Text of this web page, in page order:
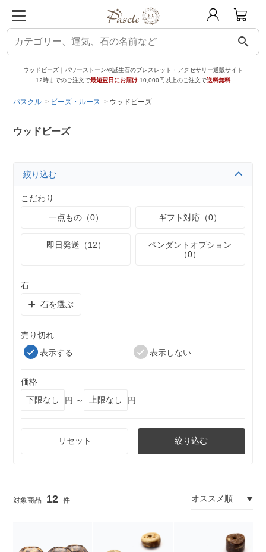
search
ウッドビーズ｜パワーストーンや誕生石のブレスレット・アクセサリー通販サイト
12時までのご注文で最短翌日にお届け 10,000円以上のご注文で送料無料
パスクル ビーズ・ルース ウッドビーズ
ウッドビーズ
絞り込む
こだわり
一点もの（0）
ギフト対応（0）
即日発送（12）
ペンダントオプション
（0）
石
石を選ぶ
売り切れ
表示する
表示しない
価格
円 ～
円
リセット 絞り込む
12